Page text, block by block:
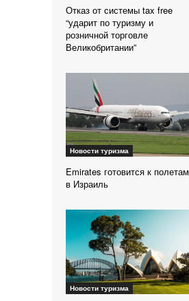
Отказ от системы tax free
“ударит по туризму и
розничной торговле
Великобритании”
Новости туризма
Emirates готовится к полетам
в Израиль
Новости туризма